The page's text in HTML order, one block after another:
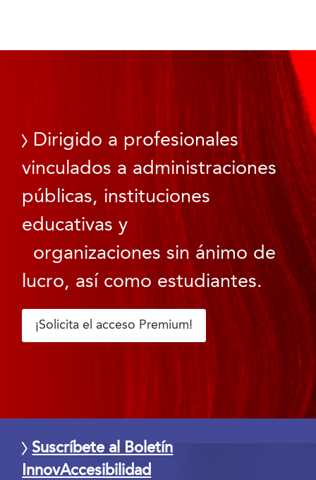
Dirigido a profesionales
vinculados a administraciones
públicas, instituciones
educativas y
organizaciones sin ánimo de
lucro, así como estudiantes.
¡Solicita el acceso Premium!
Suscríbete al Boletín
InnovAccesibilidad